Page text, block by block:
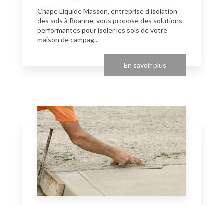
Chape Liquide Masson, entreprise d’isolation
des sols à Roanne, vous propose des solutions
performantes pour isoler les sols de votre
maison de campag...
En savoir plus